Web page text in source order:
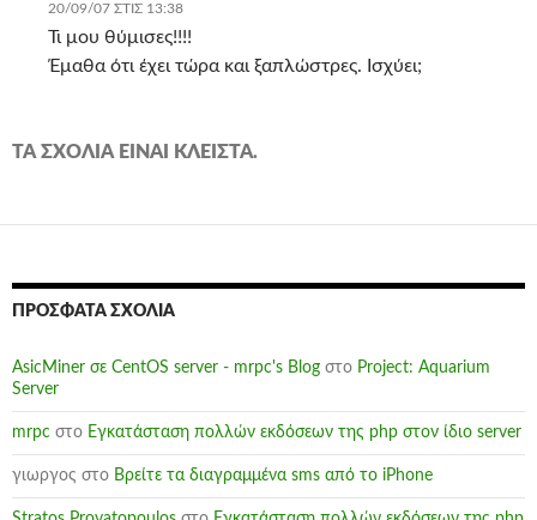
20/09/07 ΣΤΙΣ 13:38
Τι μου θύμισες!!!!
Έμαθα ότι έχει τώρα και ξαπλώστρες. Ισχύει;
ΤΑ ΣΧΌΛΙΑ ΕΊΝΑΙ ΚΛΕΙΣΤΆ.
ΠΡΌΣΦΑΤΑ ΣΧΌΛΙΑ
AsicMiner σε CentOS server - mrpc's Blog στο Project: Aquarium
Server
mrpc στο Εγκατάσταση πολλών εκδόσεων της php στον ίδιο server
γιωργος στο Βρείτε τα διαγραμμένα sms από το iPhone